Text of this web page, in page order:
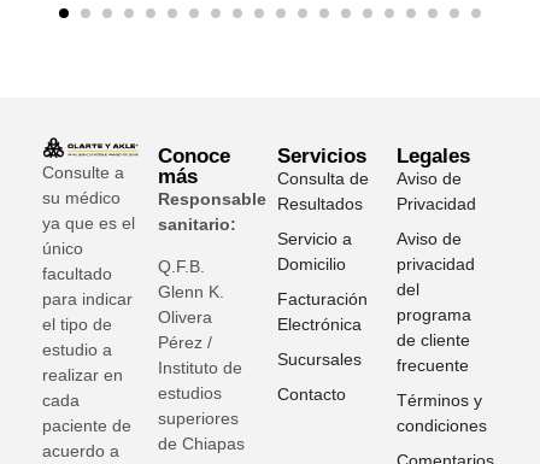
Consulte a
su médico
ya que es el
único
facultado
para indicar
el tipo de
estudio a
realizar en
cada
paciente de
acuerdo a
Conoce
más
Responsable
sanitario:
Q.F.B.
Glenn K
Olivera
Pérez /
Instituto de
estudios
superiores
de Chiapas
Servicios
Consulta de
Resultados
Servicio a
Domicilio
Facturación
Electrónica
Sucursales
Contacto
Legales
Aviso de
Privacidad
Aviso de
privacidad
del
programa
de cliente
frecuente
Términos y
condiciones
Comentarios